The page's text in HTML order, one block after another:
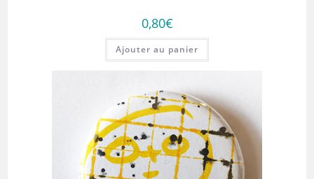
0,80€
Ajouter au panier